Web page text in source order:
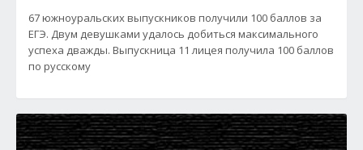
67 южноуральских выпускников получили 100 баллов за
ЕГЭ. Двум девушками удалось добиться максимального
успеха дважды. Выпускница 11 лицея получила 100 баллов
по русскому